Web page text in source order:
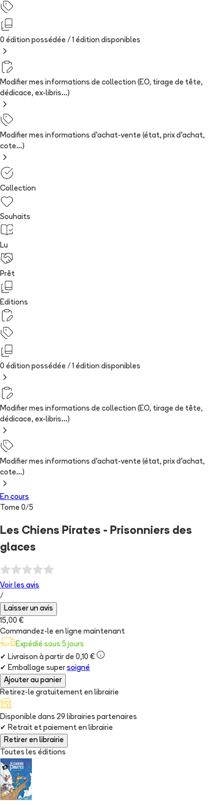
0 édition possédée / 1 édition disponibles
Modifier mes informations de collection (EO, tirage de tête,
dédicace, ex-libris...)
Modifier mes informations d'achat-vente (état, prix d'achat,
cote...)
Collection
Souhaits
Lu
Prêt
Editions
0 édition possédée / 1 édition disponibles
Modifier mes informations de collection (EO, tirage de tête,
dédicace, ex-libris...)
Modifier mes informations d'achat-vente (état, prix d'achat,
cote...)
En cours
Tome 0/5
Les Chiens Pirates - Prisonniers des
glaces
Voir les avis
/
Laisser un avis
15,00 €
Commandez-le en ligne maintenant
Expédié sous 5 jours
✔ Livraison à partir de 0,10 €
✔ Emballage super soigné
Ajouter au panier
Retirez-le gratuitement en librairie
Disponible dans 29 librairies partenaires
✔ Retrait et paiement en librairie
Retirer en librairie
Toutes les éditions